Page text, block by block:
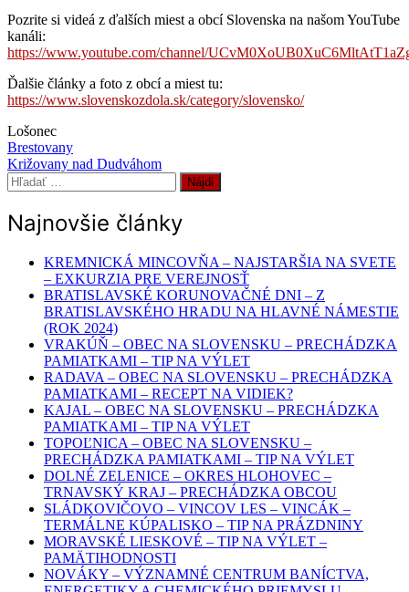
Pozrite si videá z ďalších miest a obcí Slovenska na našom YouTube
kanáli:
https://www.youtube.com/channel/
Ďalšie články a foto z obcí a miest tu:
https://www.slovenskozdola.sk/category/slovensko/
Lošonec
Navigácia
v
Brestovany
Križovany nad Dudváhom
Hľadať:
Najnovšie články
KREMNICKÁ MINCOVŇA – NAJSTARŠIA NA SVETE
– EXKURZIA PRE VEREJNOSŤ
BRATISLAVSKÉ KORUNOVAČNÉ DNI – Z
BRATISLAVSKÉHO HRADU NA HLAVNÉ NÁMESTIE
(ROK 2024)
VRAKÚŇ – OBEC NA SLOVENSKU – PRECHÁDZKA
PAMIATKAMI – TIP NA VÝLET
RADAVA – OBEC NA SLOVENSKU – PRECHÁDZKA
PAMIATKAMI – RECEPT NA VIDIEK?
KAJAL – OBEC NA SLOVENSKU – PRECHÁDZKA
PAMIATKAMI – TIP NA VÝLET
TOPOĽNICA – OBEC NA SLOVENSKU –
PRECHÁDZKA PAMIATKAMI – TIP NA VÝLET
DOLNÉ ZELENICE – OKRES HLOHOVEC –
TRNAVSKÝ KRAJ – PRECHÁDZKA OBCOU
SLÁDKOVIČOVO – VINCOV LES – VINCÁK –
TERMÁLNE KÚPALISKO – TIP NA PRÁZDNINY
MORAVSKÉ LIESKOVÉ – TIP NA VÝLET –
PAMÄTIHODNOSTI
NOVÁKY – VÝZNAMNÉ CENTRUM BANÍCTVA,